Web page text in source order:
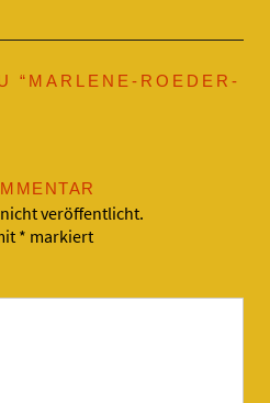
“ MARLENE-ROEDER-
veröffentlicht.
* markiert